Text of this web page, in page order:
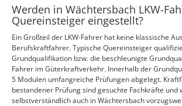
Werden in Wächtersbach LKW-
Quereinsteiger eingestellt?
Ein Großteil der LKW-Fahrer hat keine klassische
Berufskraftfahrer. Typische Quereinsteiger
Grundqualifikation bzw. die beschleunigte
Fahrer im Güterkraftverkehr. Innerhalb der
5 Modulen umfangreiche Prüfungen abgelegt.
bestandener Prüfung sind gesuchte Fachkräfte und
selbstverständlich auch in Wächtersbach